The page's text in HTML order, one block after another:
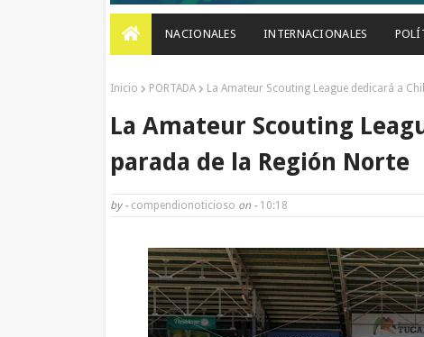
NACIONALES INTERNACIONALES
Inicio PORTADA La Amateur Scouting League dedicará a
La Amateur Scouting
parada de la Región Norte
by - compendionoticioso on - 10:18